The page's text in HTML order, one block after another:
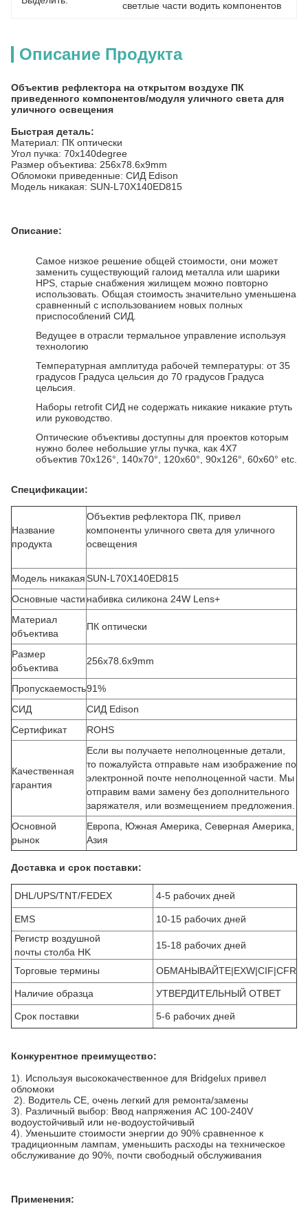
светлые части водить компонентов
Описание Продукта
Объектив рефлектора на открытом воздухе ПК
приведенного компонентов/модуля уличного света для
уличного освещения
Быстрая деталь:
Материал: ПК оптически
Угол пучка: 70x140degree
Размер объектива: 256x78.6x9mm
Обломоки приведенные: СИД Edison
Модель никакая: SUN-L70X140ED815
Описание:
Самое низкое решение общей стоимости, они может
заменить существующий галоид металла или шарики
HPS, старые снабжения жилищем можно повторно
использовать. Общая стоимость значительно уменьшена
сравненный с использованием новых полных
приспособлений СИД.
Ведущее в отрасли термальное управление используя
технологию
Температурная амплитуда рабочей температуры: от 35
градусов Градуса цельсия до 70 градусов Градуса
цельсия.
Наборы retrofit СИД не содержать никакие никакие ртуть
или руководство.
Оптические объективы доступны для проектов которым
нужно более небольшие углы пучка, как 4X7
объектив 70x126°, 140x70°, 120x60°, 90x126°, 60x60° etc.
Спецификации:
Название
продукта
Объектив рефлектора ПК, привел
компоненты уличного света для уличного
освещения
Модель никакаяSUN-L70X140ED815
Основные части набивка силикона 24W Lens+
Материал
объектива
ПК оптически
Размер
объектива
256x78.6x9mm
Пропускаемость91%
СИД
СИД Edison
Сертификат
ROHS
Качественная
гарантия
Если вы получаете неполноценные детали,
то пожалуйста отправьте нам изображение по
электронной почте неполноценной части. Мы
отправим вами замену без дополнительного
заряжателя, или возмещением предложения.
Основной
рынок
Европа, Южная Америка, Северная Америка,
Азия
Доставка и срок поставки:
DHL/UPS/TNT/FEDEX 4-5 рабочих дней
EMS
10-15 рабочих дней
Регистр воздушной
почты столба HK
15-18 рабочих дней
Торговые термины ОБМАНЫВАЙТЕ|EXW|CIF|CFR
Наличие образца УТВЕРДИТЕЛЬНЫЙ ОТВЕТ
Срок поставки 5-6 рабочих дней
Конкурентное преимущество:
1). Используя высококачественное для Bridgelux привел
обломоки
2). Водитель CE, очень легкий для ремонта/замены
3). Различный выбор: Ввод напряжения AC 100-240V
водоустойчивый или не-водоустойчивый
4). Уменьшите стоимости энергии до 90% сравненное к
традиционным лампам, уменьшить расходы на техническое
обслуживание до 90%, почти свободный обслуживания
Применения: